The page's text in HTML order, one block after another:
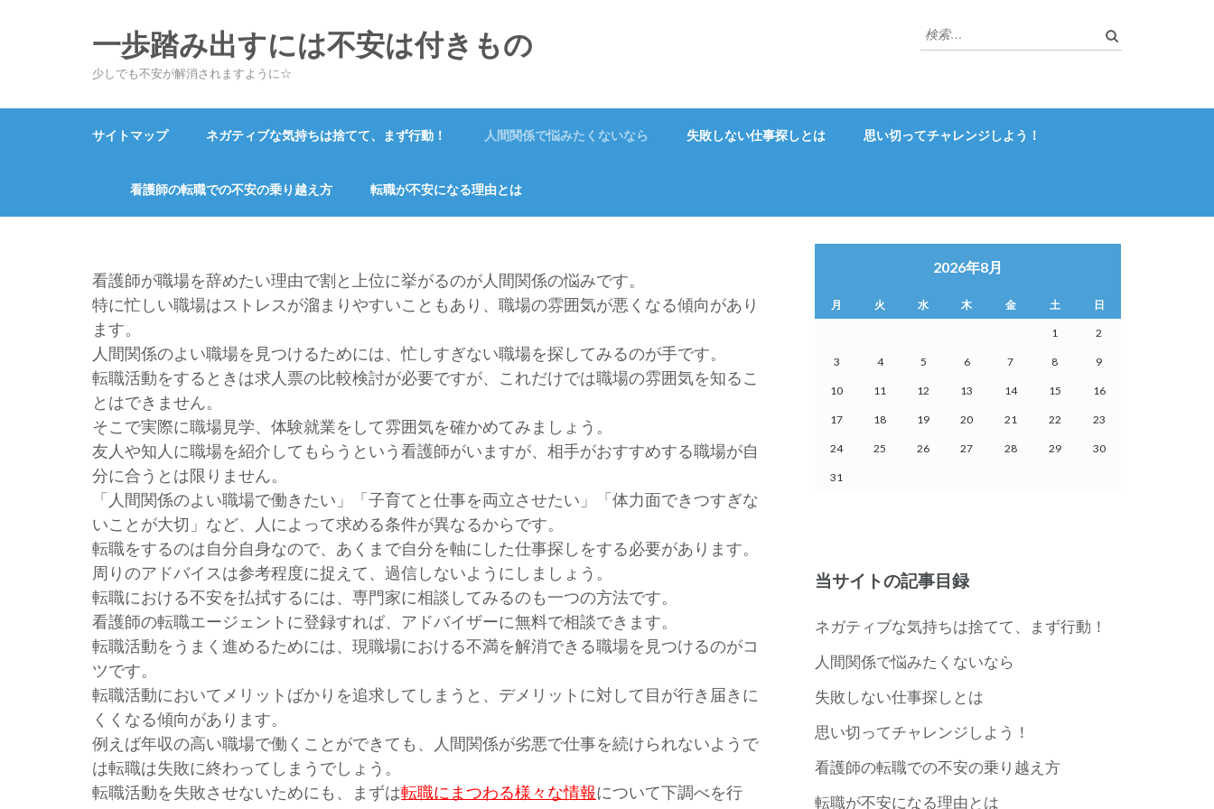
ツ
一歩踏み出すには不安は付きもの
少しでも不安が解消されますように☆
検
索:
サイトマップ ネガティブな気持ちは捨てて、まず行動！ 人間関係で悩みたくないなら 失敗しない仕事探しとは 思い切ってチャレンジしよう！
看護師の転職での不安の乗り越え方 転職が不安になる理由とは
看護師が職場を辞めたい理由で割と上位に挙がるのが人間関係の悩みです。
特に忙しい職場はストレスが溜まりやすいこともあり、職場の雰囲気が悪くなる傾向があり
ます。
人間関係のよい職場を見つけるためには、忙しすぎない職場を探してみるのが手です。
転職活動をするときは求人票の比較検討が必要ですが、これだけでは職場の雰囲気を知るこ
とはできません。
そこで実際に職場見学、体験就業をして雰囲気を確かめてみましょう。
友人や知人に職場を紹介してもらうという看護師がいますが、相手がおすすめする職場が自
分に合うとは限りません。
「人間関係のよい職場で働きたい」「子育てと仕事を両立させたい」「体力面できつすぎな
いことが大切」など、人によって求める条件が異なるからです。
転職をするのは自分自身なので、あくまで自分を軸にした仕事探しをする必要があります。
周りのアドバイスは参考程度に捉えて、過信しないようにしましょう。
転職における不安を払拭するには、専門家に相談してみるのも一つの方法です。
看護師の転職エージェントに登録すれば、アドバイザーに無料で相談できます。
転職活動をうまく進めるためには、現職場における不満を解消できる職場を見つけるのがコ
ツです。
転職活動においてメリットばかりを追求してしまうと、デメリットに対して目が行き届きに
くくなる傾向があります。
例えば年収の高い職場で働くことができても、人間関係が劣悪で仕事を続けられないようで
は転職は失敗に終わってしまうでしょう。
転職活動を失敗させないためにも、まずは転職にまつわる様々な情報について下調べを行
2026年8月
月 火 水 木 金 土 日
1 2
3 4 5 6 7 8 9
10 11 12 13 14 15 16
17 18 19 20 21 22 23
24 25 26 27 28 29 30
31
当サイトの記事目録
ネガティブな気持ちは捨てて、まず行動！
人間関係で悩みたくないなら
失敗しない仕事探しとは
思い切ってチャレンジしよう！
看護師の転職での不安の乗り越え方
転職が不安になる理由とは